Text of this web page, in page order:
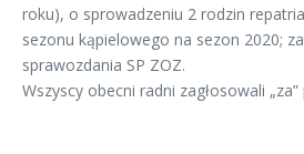
roku), o sprowadzeniu 2 rodzin
sezonu kąpielowego na sezon 2020;
sprawozdania SP ZOZ.
Wszyscy obecni radni zagłosowali